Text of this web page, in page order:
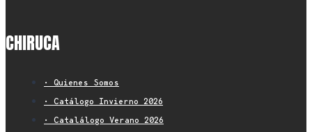
CHIRUCA
• Quienes Somos
• Catálogo Invierno 2026
• Catalálogo Verano 2026